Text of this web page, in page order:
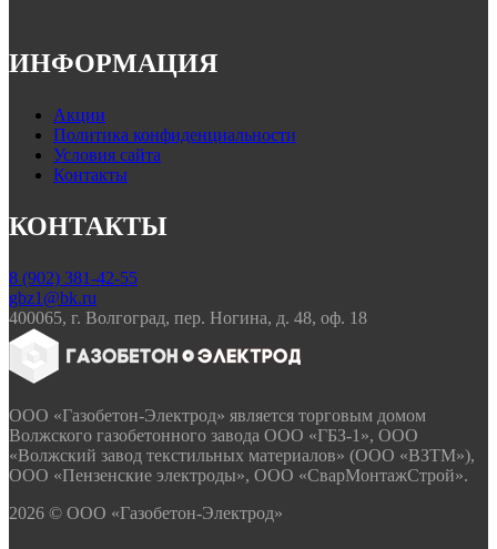
ИНФОРМАЦИЯ
Акции
Политика конфиденциальности
Условия сайта
Контакты
КОНТАКТЫ
8 (902) 381-42-55
gbz1@bk.ru
400065, г. Волгоград, пер. Ногина, д. 48, оф. 18
ООО «Газобетон-Электрод» является торговым домом
Волжского газобетонного завода ООО «ГБЗ-1», ООО
«Волжский завод текстильных материалов» (ООО «ВЗТМ»),
ООО «Пензенские электроды», ООО «СварМонтажСтрой».
2026 © ООО «Газобетон-Электрод»